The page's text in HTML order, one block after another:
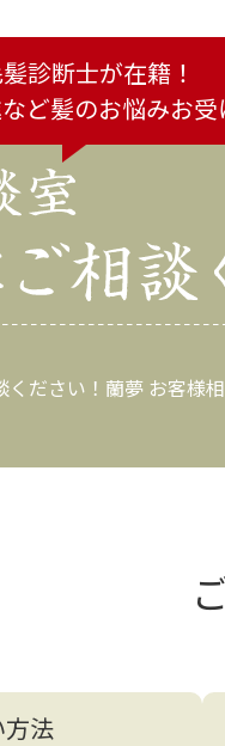
診断士が在籍！
ど髪のお悩みお
ださい！蘭夢 お客様
法